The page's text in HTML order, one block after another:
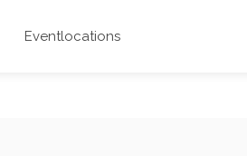
Eventlocations